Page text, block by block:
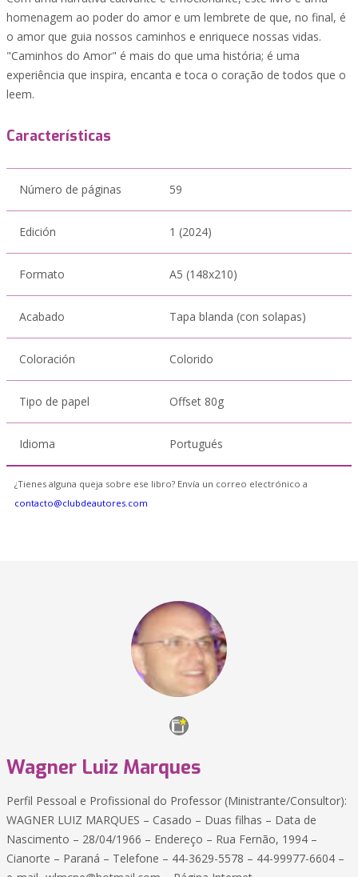
homenagem ao poder do amor e um lembrete de que, no final, é
o amor que guia nossos caminhos e enriquece nossas vidas.
"Caminhos do Amor" é mais do que uma história; é uma
experiência que inspira, encanta e toca o coração de todos que o
leem.
Características
Número de páginas 59
Edición 1 (2024)
Formato A5 (148x210)
Acabado Tapa blanda (con solapas)
Coloración Colorido
Tipo de papel Offset 80g
Idioma Portugués
¿Tienes alguna queja sobre ese libro? Envía un correo electrónico a
contacto@clubdeautores.com
Wagner Luiz Marques
Perfil Pessoal e Profissional do Professor (Ministrante/Consultor):
WAGNER LUIZ MARQUES – Casado – Duas filhas – Data de
Nascimento – 28/04/1966 – Endereço – Rua Fernão, 1994 –
Cianorte – Paraná – Telefone – 44-3629-5578 – 44-99977-6604 –